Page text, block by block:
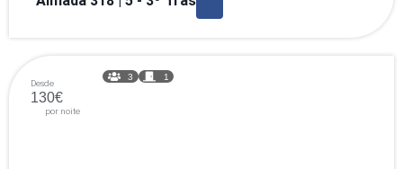
Desde
130€
por noite
3 1